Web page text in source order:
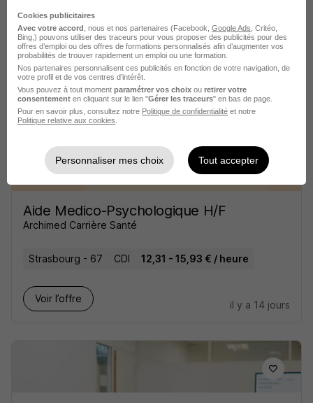
Kinésithérapeute H/F
Archimed Carrière Santé
Strasbourg - 67 Intérim 20 - 25 € / heure
Voir l’offre
il y a 27 jours
Aide Medico-Psychologique H/F
Archimed Carrière Santé
Strasbourg - 67 CDI 12,31 - 15,93 € / heure
Voir l’offre
il y a 14 jours
Cookies publicitaires
Avec votre accord , nous et nos partenaires (Facebook, Google Ads , Critéo,
Bing,) pouvons utiliser des traceurs pour vous proposer des publicités pour des
offres d’emploi ou des offres de formations personnalisés afin d’augmenter vos
probabilités de trouver rapidement un emploi ou une formation.
Nos partenaires personnalisent ces publicités en fonction de votre navigation, de
votre profil et de vos centres d’intérêt.
Vous pouvez à tout moment paramétrer vos choix ou retirer votre
consentement en cliquant sur le lien "Gérer les traceurs" en bas de page.
Pour en savoir plus, consultez notre Politique de confidentialité et notre
Politique relative aux cookies
Personnaliser mes choix Tout accepter